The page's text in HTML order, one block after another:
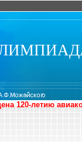
120-летию